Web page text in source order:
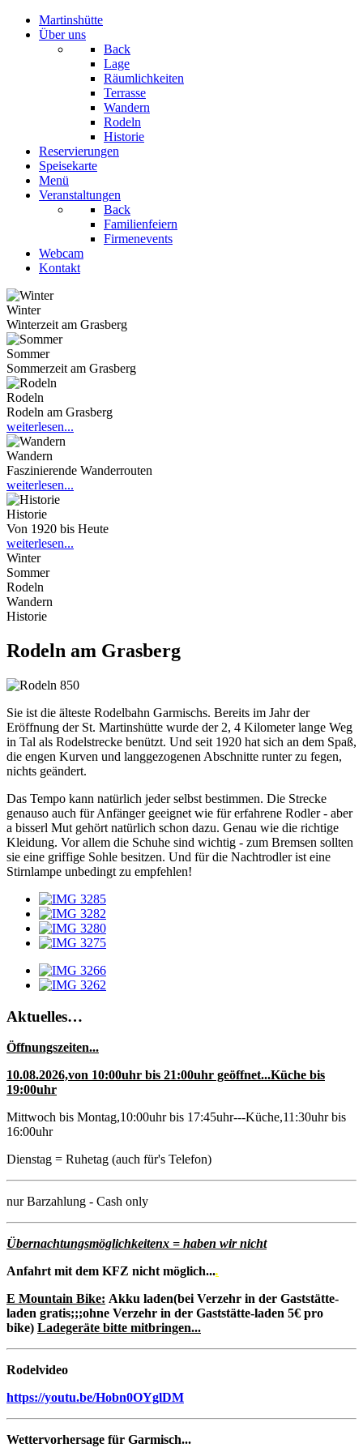
Martinshütte
Über uns
Back
Lage
Räumlichkeiten
Terrasse
Wandern
Rodeln
Historie
Reservierungen
Speisekarte
Menü
Veranstaltungen
Back
Familienfeiern
Firmenevents
Webcam
Kontakt
Winter
Winterzeit am Grasberg
Sommer
Sommerzeit am Grasberg
Rodeln
Rodeln am Grasberg
weiterlesen...
Wandern
Faszinierende Wanderrouten
weiterlesen...
Historie
Von 1920 bis Heute
weiterlesen...
Winter
Sommer
Rodeln
Wandern
Historie
Rodeln am Grasberg
Sie ist die älteste Rodelbahn Garmischs. Bereits im Jahr der
Eröffnung der St. Martinshütte wurde der 2, 4 Kilometer lange Weg
in Tal als Rodelstrecke benützt. Und seit 1920 hat sich an dem Spaß,
die engen Kurven und langgezogenen Abschnitte runter zu fegen,
nichts geändert.
Das Tempo kann natürlich jeder selbst bestimmen. Die Strecke
genauso auch für Anfänger geeignet wie für erfahrene Rodler - aber
a bisserl Mut gehört natürlich schon dazu. Genau wie die richtige
Kleidung. Vor allem die Schuhe sind wichtig - zum Bremsen sollten
sie eine griffige Sohle besitzen. Und für die Nachtrodler ist eine
Stirnlampe unbedingt zu empfehlen!
Aktuelles…
Öffnungszeiten...
10.08.2026,von 10:00uhr bis 21:00uhr geöffnet...Küche bis
19:00uhr
Mittwoch bis Montag,10:00uhr bis 17:45uhr---Küche,11:30uhr bis
16:00uhr
Dienstag = Ruhetag (auch für's Telefon)
nur Barzahlung - Cash only
Übernachtungsmöglichkeitenx = haben wir nicht
Anfahrt mit dem KFZ nicht möglich....
E Mountain Bike: Akku laden(bei Verzehr in der Gaststätte-
laden gratis;;;ohne Verzehr in der Gaststätte-laden 5€ pro
bike) Ladegeräte bitte mitbringen...
Rodelvideo
https://youtu.be/Hobn0OYglDM
Wettervorhersage für Garmisch...